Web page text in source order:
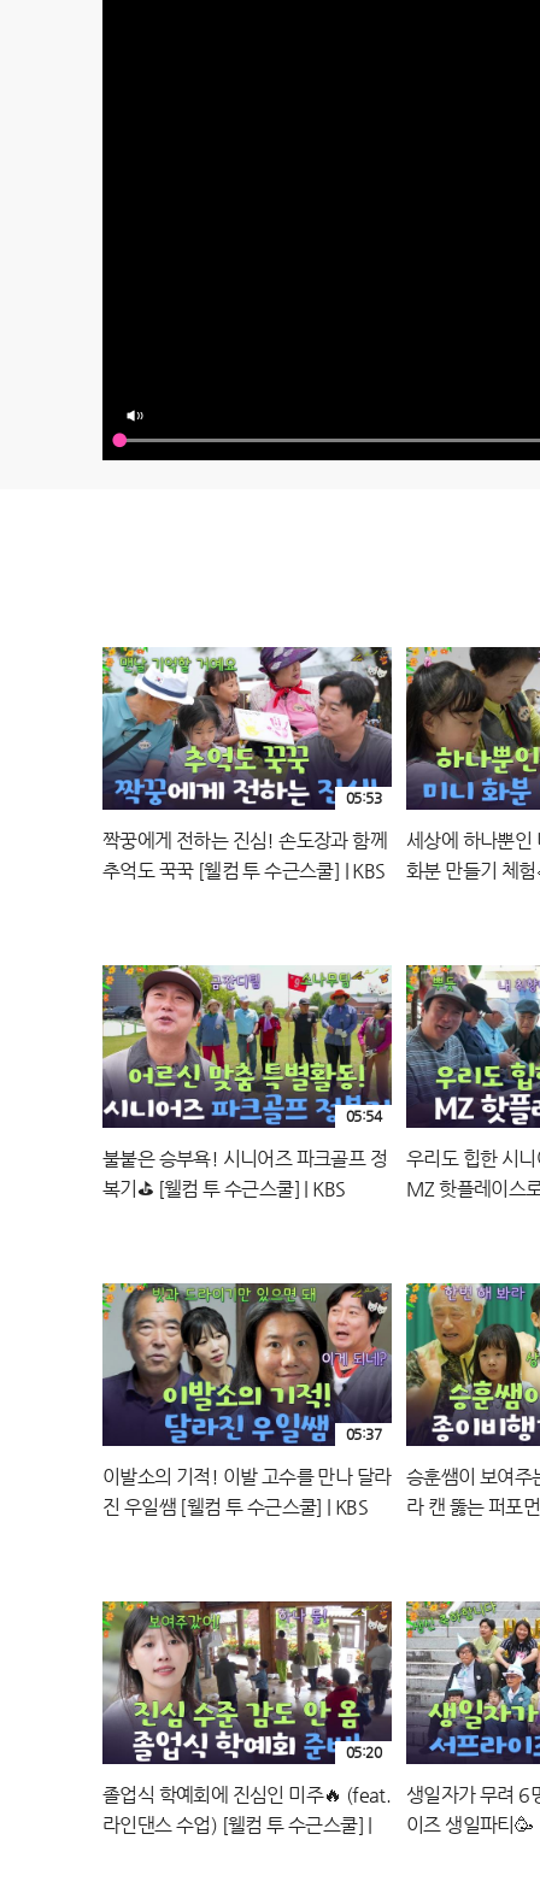
짝꿍에게 전하는 진심! 손도장과 함께
추억도 꾹꾹 [웰컴 투 수근스쿨] | KBS
05:53
세상에 하나뿐인
화분 만들기 체
불붙은 승부욕! 시니어즈 파크골프 정
복기⛳ [웰컴 투 수근스쿨] | KBS
05:54
우리도 힙한 시
MZ 핫플레이스
이발소의 기적! 이발 고수를 만나 달라
진 우일쌤 [웰컴 투 수근스쿨] | KBS
05:37
승훈쌤이 보여주
라 캔 뚫는 퍼포
졸업식 학예회에 진심인 미주🔥 (feat.
라인댄스 수업) [웰컴 투 수근스쿨] |
05:20
생일자가 무려 6
이즈 생일파티🥳